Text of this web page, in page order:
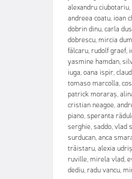
alexandru ciubotariu,
andreea coatu, ioan
dobrin dinu,carla
dobrescu,mircia
fălcaru,rudolf graef,
yasmine hamdan,
iuga,oana ispir,
tomaso marcolla,
patrick moraraș,
cristian neagoe,
piano,speranta
serghie,saddo,vlad
surducan,anca
trăistaru,alexia
ruville,mirela vlad,
dediu,radu vancu,